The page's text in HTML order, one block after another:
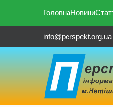
ГоловнаНовини
info@perspekt.org.ua